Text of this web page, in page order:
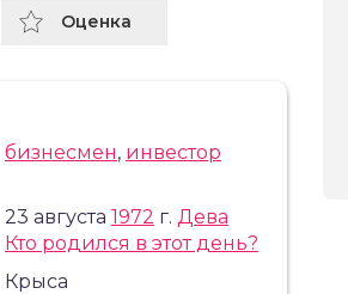
Оценка
бизнесмен, инвестор
23 августа1972 г.Дева
Кто родился в этот день?
Крыса